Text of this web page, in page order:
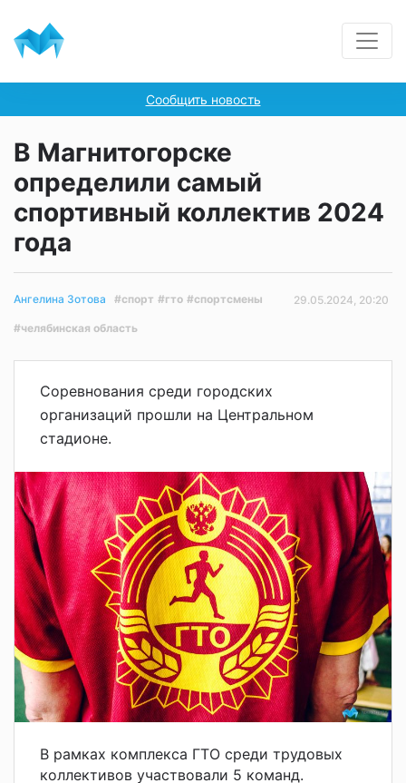
Сообщить новость
В Магнитогорске
определили самый
спортивный коллектив 2024
года
Ангелина Зотова #спорт #гто #спортсмены
#челябинская область
29.05.2024, 20:20
Соревнования среди городских
организаций прошли на Центральном
стадионе.
В рамках комплекса ГТО среди трудовых
коллективов участвовали 5 команд.